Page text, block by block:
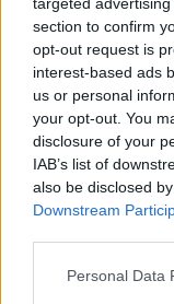
section to confirm
opt-out request is
interest-based ads
us or personal
your opt-out. You
disclosure of your
IAB’s list of
also be disclosed
Downstream
Personal Data
Halloj Spiskrigare!
https://
@filippoon https://
jobbkontakt:
Västerbottenpaj: 7-
140g kallt smör